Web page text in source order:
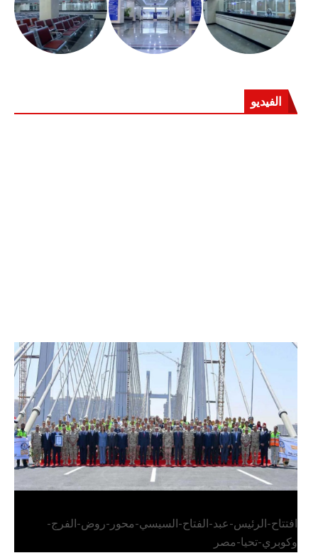
الفيديو
الرئيس عبد الفتاح السيسي يفتتح محور روض الفرج
وكوبري تحيا مصر
افتتاح-الرئيس-عبد-الفتاح-السيسي-محور-روض-الفرج-
وكوبري-تحيا-مصر